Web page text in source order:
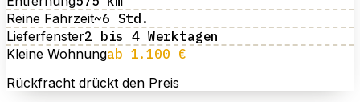
Reine Fahrzeit~6 Std.
Lieferfenster2 bis 4 Werktagen
Kleine Wohnungab 1.100 €
Rückfracht drückt den Preis